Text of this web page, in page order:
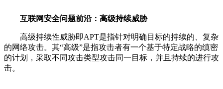
互联网安全问题前沿：高级持续威胁
高级持续性威胁即APT是指针对明确目标的持续的、复杂
的网络攻击。其“高级”是指攻击者有一个基于特定战略的缜密
的计划，采取不同攻击类型攻击同一目标，并且持续的进行攻
击。